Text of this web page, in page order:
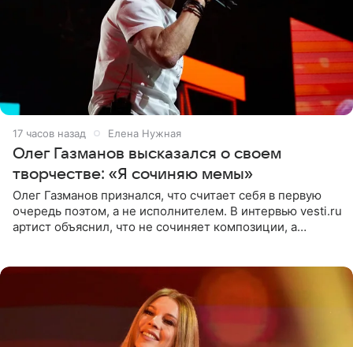
17 часов назад Елена Нужная
Олег Газманов высказался о своем
творчестве: «Я сочиняю мемы»
Олег Газманов признался, что считает себя в первую
очередь поэтом, а не исполнителем. В интервью vesti.ru
артист объяснил, что не сочиняет композиции, а